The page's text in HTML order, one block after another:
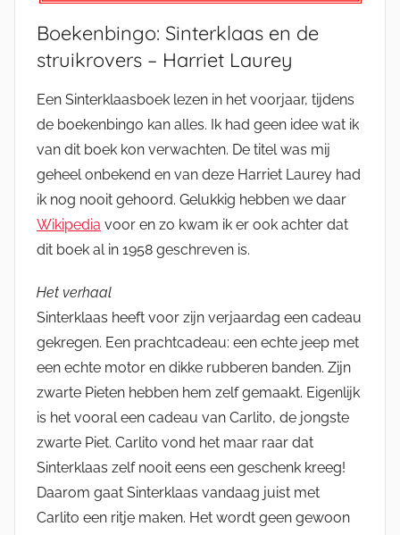
Boekenbingo: Sinterklaas en de
struikrovers – Harriet Laurey
Een Sinterklaasboek lezen in het voorjaar, tijdens
de boekenbingo kan alles. Ik had geen idee wat ik
van dit boek kon verwachten. De titel was mij
geheel onbekend en van deze Harriet Laurey had
ik nog nooit gehoord. Gelukkig hebben we daar
Wikipedia voor en zo kwam ik er ook achter dat
dit boek al in 1958 geschreven is.
Het verhaal
Sinterklaas heeft voor zijn verjaardag een cadeau
gekregen. Een prachtcadeau: een echte jeep met
een echte motor en dikke rubberen banden. Zijn
zwarte Pieten hebben hem zelf gemaakt. Eigenlijk
is het vooral een cadeau van Carlito, de jongste
zwarte Piet. Carlito vond het maar raar dat
Sinterklaas zelf nooit eens een geschenk kreeg!
Daarom gaat Sinterklaas vandaag juist met
Carlito een ritje maken. Het wordt geen gewoon